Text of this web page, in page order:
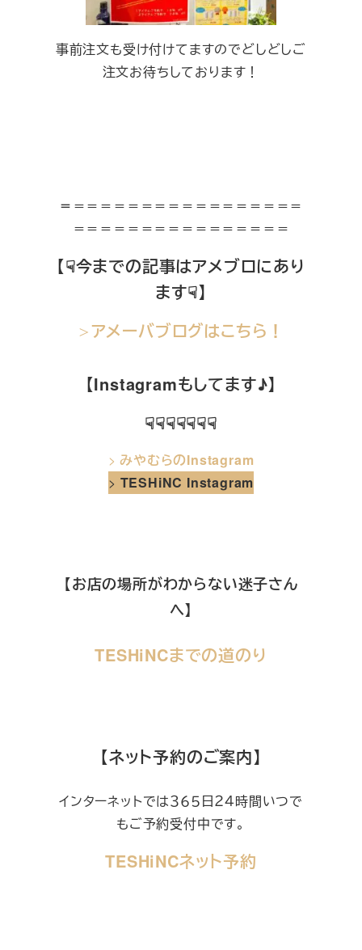
事前注文も受け付けてますのでどしどしご
注文お待ちしております！
＝ ＝＝＝＝＝＝＝＝＝＝＝＝＝＝＝＝＝
＝＝＝＝＝＝＝＝＝＝＝＝＝＝＝＝
【☟今までの記事はアメブロにあり
ます☟】
＞アメーバブログはこちら！
【Instagramもしてます♪】
☟☟☟☟☟☟☟
>みやむらのInstagram
> TESHiNC Instagram
【お店の場所がわからない迷子さん
へ】
TESHiNCまでの道のり
【ネット予約のご案内】
インターネットでは３６５日２４時間いつで
もご予約受付中です。
TESHiNCネット予約